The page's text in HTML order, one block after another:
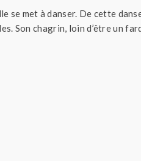
se met à danser. De cette
Son chagrin, loin d’être un